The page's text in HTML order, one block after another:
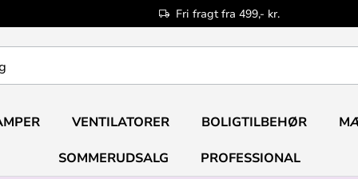
Fri fragt fra 499,- kr.
VENTILATORER BOLIGTILBEHØR
SOMMERUDSALG PROFESSIONAL